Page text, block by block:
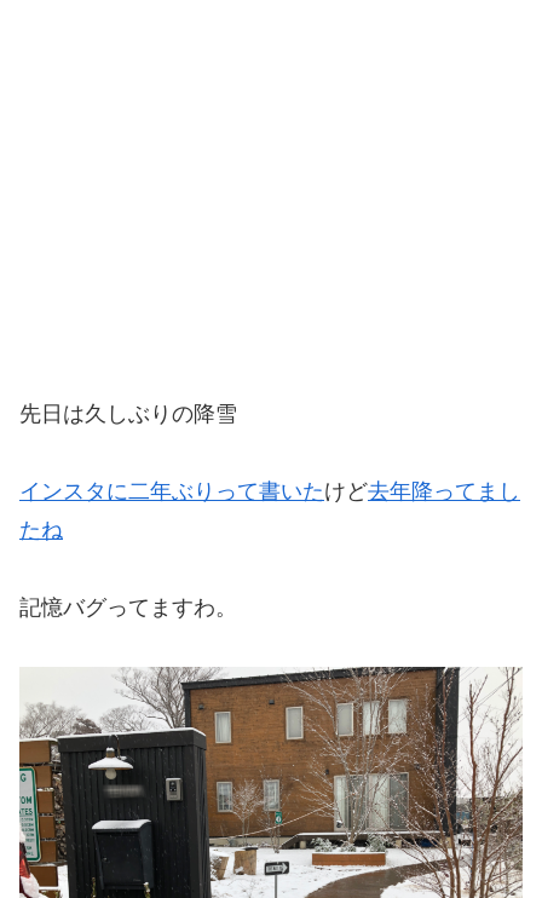
先日は久しぶりの降雪
インスタに二年ぶりって書いたけど去年降ってまし
たね
記憶バグってますわ。